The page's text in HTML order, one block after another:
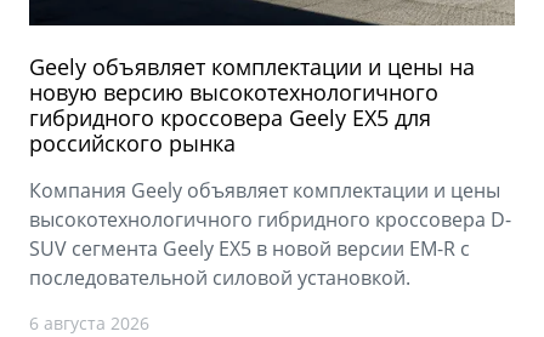
Geely объявляет комплектации и цены на
новую версию высокотехнологичного
гибридного кроссовера Geely EX5 для
российского рынка
Компания Geely объявляет комплектации и цены
высокотехнологичного гибридного кроссовера D-
SUV сегмента Geely EX5 в новой версии EM-R с
последовательной силовой установкой.
6 августа 2026